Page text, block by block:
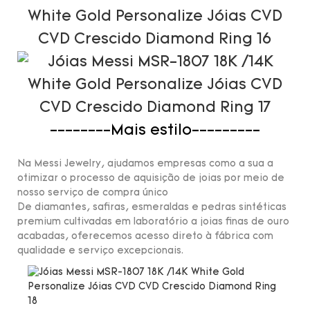
--------Mais estilo---------
Na Messi Jewelry, ajudamos empresas como a sua a
otimizar o processo de aquisição de joias por meio de
nosso serviço de compra único
De diamantes, safiras, esmeraldas e pedras sintéticas
premium cultivadas em laboratório a joias finas de ouro
acabadas, oferecemos acesso direto à fábrica com
qualidade e serviço excepcionais.